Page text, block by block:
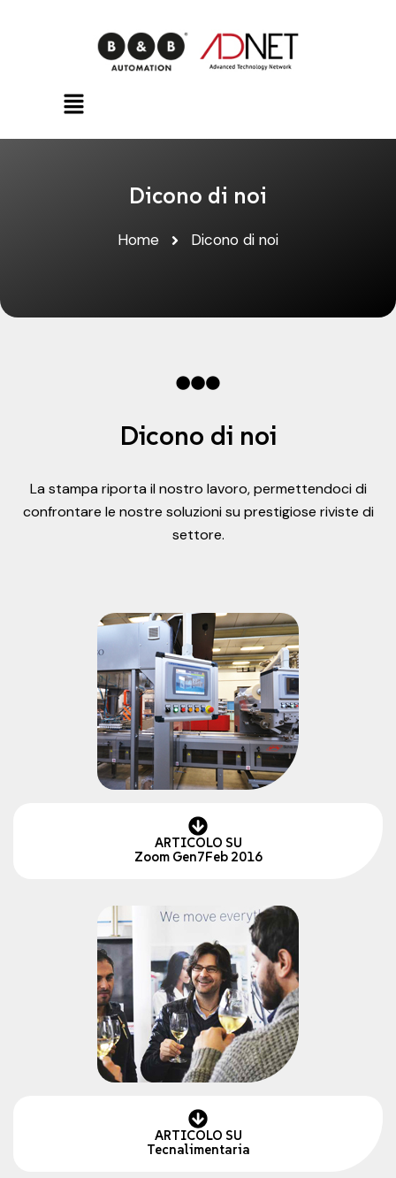
Dicono di noi
Home Dicono di noi
Dicono di noi
La stampa riporta il nostro lavoro, permettendoci di
confrontare le nostre soluzioni su prestigiose riviste di
settore.
ARTICOLO SU
Zoom Gen7Feb 2016
ARTICOLO SU
Tecnalimentaria